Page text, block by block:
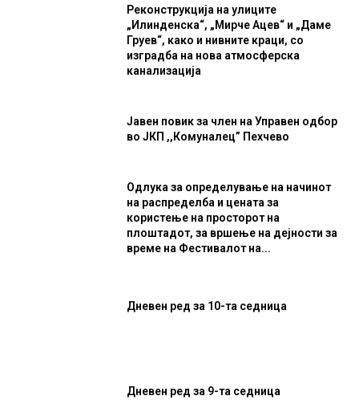
Реконструкција на улиците
„Илинденска“, „Мирче Ацев“ и „Даме
Груев“, како и нивните краци, со
изградба на нова атмосферска
канализација
Јавен повик за член на Управен одбор
во ЈКП ,,Комуналец” Пехчево
Одлука за определување на начинот
на распределба и цената за
користење на просторот на
плоштадот, за вршење на дејности за
време на Фестивалот на...
Дневен ред за 10-та седница
Дневен ред за 9-та седница